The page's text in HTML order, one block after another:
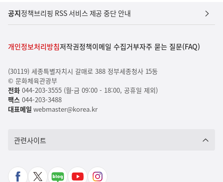
공지정책브리핑 RSS 서비스 제공 중단 안내
개인정보처리방침저작권정책이메일 수집거부자주 묻는 질문(FAQ)
(30119) 세종특별자치시 갈매로 388 정부세종청사 15동
© 문화체육관광부
전화044-203-3555 (월-금 09:00 - 18:00, 공휴일 제외)
팩스044-203-3488
대표메일 webmaster@korea.kr
관련사이트